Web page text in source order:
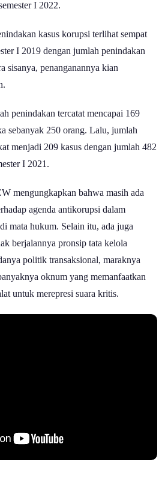
I 2022.
kasus korupsi terlihat sempat
I 2019 dengan jumlah penindakan
sisanya, penanganannya kian
penindakan tercatat mencapai 169
sebanyak 250 orang. Lalu, jumlah
menjadi 209 kasus dengan jumlah 482
I 2021.
mengungkapkan bahwa masih ada
agenda antikorupsi dalam
mata hukum. Selain itu, ada juga
berjalannya pronsip tata kelola
politik transaksional, maraknya
oknum yang memanfaatkan
untuk merepresi suara kritis.